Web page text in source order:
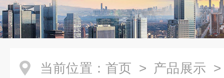
当前位置： 首页 > 产品展示